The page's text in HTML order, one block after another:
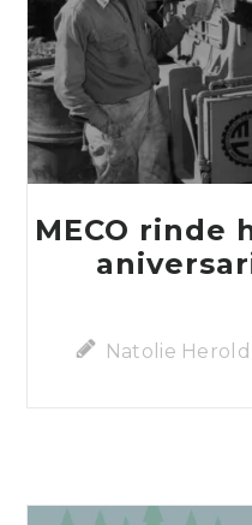
MECO rinde
Natolie Herold